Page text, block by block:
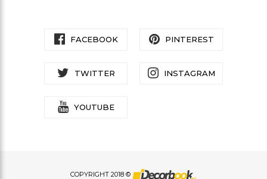
FACEBOOK PINTEREST
TWITTER INSTAGRAM
YOUTUBE
COPYRIGHT 2018 ©